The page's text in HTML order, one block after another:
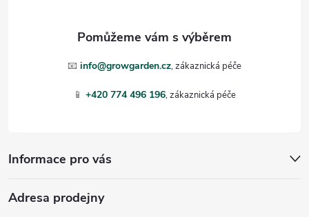
📧 info@growgarden.cz
📱 +420 774 496 196
Informace pro vás
Adresa prodejny